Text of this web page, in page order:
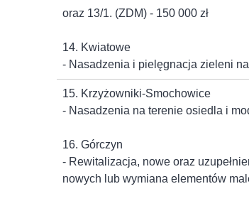
oraz 13/1. (ZDM) - 150 000 zł
14. Kwiatowe
- Nasadzenia i pielęgnacja zieleni
15. Krzyżowniki-Smochowice
- Nasadzenia na terenie osiedla i
16. Górczyn
- Rewitalizacja, nowe oraz
nowych lub wymiana elementów